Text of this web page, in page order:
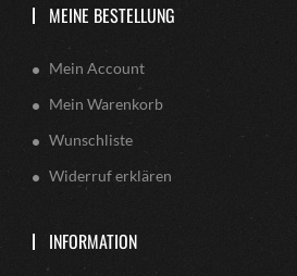
MEINE BESTELLUNG
Mein Account
Mein Warenkorb
Wunschliste
Widerruf erklären
INFORMATION